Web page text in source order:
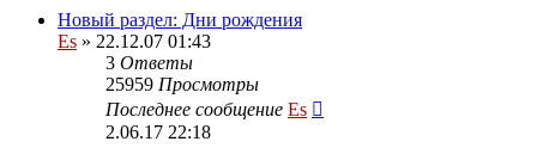
Новый раздел: Дни рождения
Es » 22.12.07 01:43
3 Ответы
25959 Просмотры
Последнее сообщение Es
2.06.17 22:18